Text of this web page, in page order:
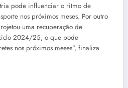
pode influenciar o ritmo de
nos próximos meses. Por outro
uma recuperação de
2024/25, o que pode
nos próximos meses”, finaliza